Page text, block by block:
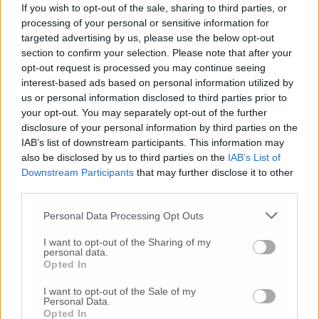
If you wish to opt-out of the sale, sharing to third parties, or
processing of your personal or sensitive information for
targeted advertising by us, please use the below opt-out
section to confirm your selection. Please note that after your
opt-out request is processed you may continue seeing
interest-based ads based on personal information utilized by
us or personal information disclosed to third parties prior to
your opt-out. You may separately opt-out of the further
disclosure of your personal information by third parties on the
IAB’s list of downstream participants. This information may
also be disclosed by us to third parties on the IAB’s List of
Downstream Participants that may further disclose it to other
Personal Data Processing Opt Outs
I want to opt-out of the Sharing of my
personal data.
Opted In
I want to opt-out of the Sale of my
Personal Data.
Opted In
attiva del paziente in un’ottica di massima
efficacia.
© RIPRODUZIONE RISERVATA
Vai alla home
Commenti
Nessun commento presente